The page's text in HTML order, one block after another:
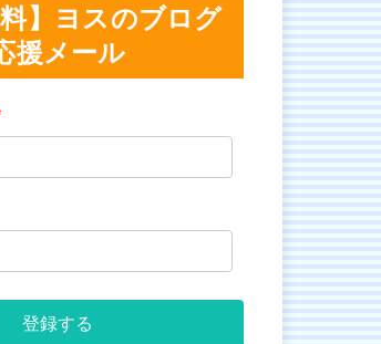
料】ヨスのブログ
援メール
登録する